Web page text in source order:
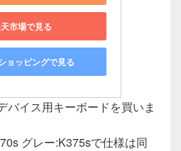
市場で見る
ョッピングで見る
バイス用キーボードを買いま
グレー:K375sで仕様は同